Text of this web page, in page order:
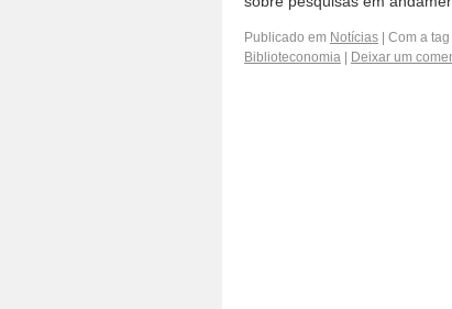
Publicado em Notícias Com a tag
Biblioteconomia
Deixar um